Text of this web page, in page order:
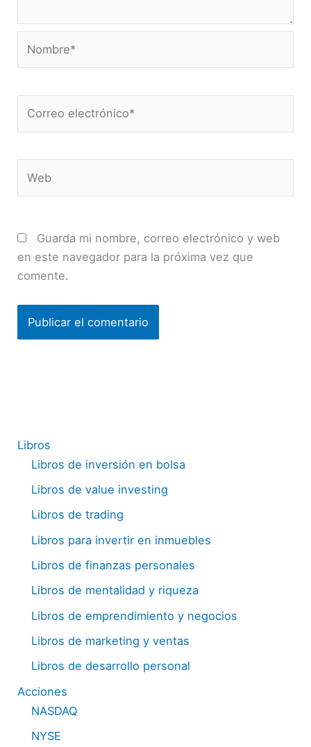
electrónico*
Guarda mi nombre, correo electrónico y web
en este navegador para la próxima vez que
comente.
Libros
Libros de inversión en bolsa
Libros de value investing
Libros de trading
Libros para invertir en inmuebles
Libros de finanzas personales
Libros de mentalidad y riqueza
Libros de emprendimiento y negocios
Libros de marketing y ventas
Libros de desarrollo personal
Acciones
NASDAQ
NYSE